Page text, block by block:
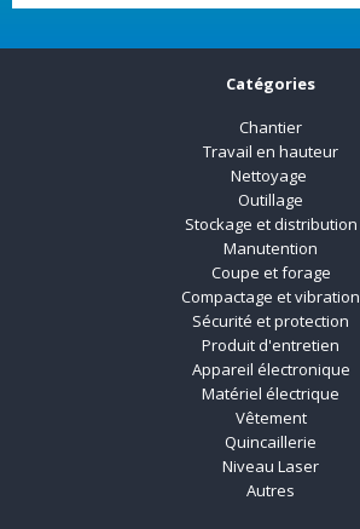
Catégories
Chantier
Travail en hauteur
Nettoyage
Outillage
Stockage et distribution
Manutention
Coupe et forage
Compactage et vibration
Sécurité et protection
Produit d'entretien
Appareil électronique
Matériel électrique
Vêtement
Quincaillerie
Niveau Laser
Autres